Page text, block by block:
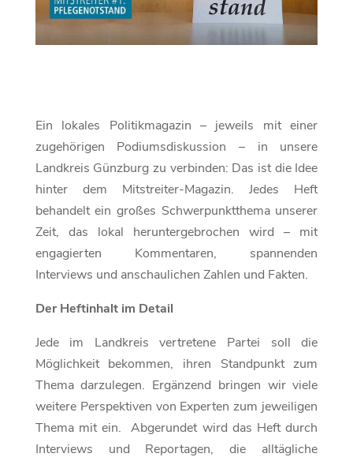
Ein lokales Politikmagazin – jeweils mit einer
zugehörigen Podiumsdiskussion – in unsere
Landkreis Günzburg zu verbinden: Das ist die Idee
hinter dem Mitstreiter-Magazin. Jedes Heft
behandelt ein großes Schwerpunktthema unserer
Zeit, das lokal heruntergebrochen wird – mit
engagierten Kommentaren, spannenden
Interviews und anschaulichen Zahlen und Fakten.
Der Heftinhalt im Detail
Jede im Landkreis vertretene Partei soll die
Möglichkeit bekommen, ihren Standpunkt zum
Thema darzulegen. Ergänzend bringen wir viele
weitere Perspektiven von Experten zum jeweiligen
Thema mit ein. Abgerundet wird das Heft durch
Interviews und Reportagen, die alltägliche